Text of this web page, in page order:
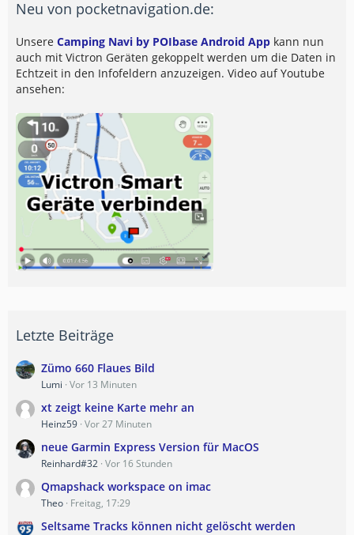
Neu von pocketnavigation.de:
Unsere Camping Navi by POIbase Android App kann nun
auch mit Victron Geräten gekoppelt werden um die Daten in
Echtzeit in den Infofeldern anzuzeigen. Video auf Youtube
ansehen:
Letzte Beiträge
Zümo 660 Flaues Bild
Lumi Vor 13 Minuten
xt zeigt keine Karte mehr an
Heinz59 Vor 27 Minuten
neue Garmin Express Version für MacOS
Reinhard#32 Vor 16 Stunden
Qmapshack workspace on imac
Theo Freitag, 17:29
Seltsame Tracks können nicht gelöscht werden